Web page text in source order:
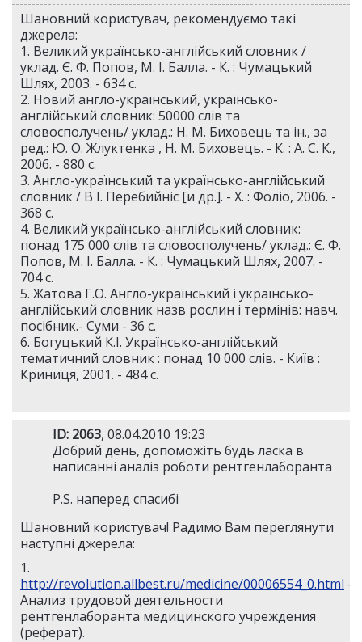
Шановний користувач, рекомендуємо такі
джерела:
1. Великий українсько-англійський словник /
уклад. Є. Ф. Попов, М. І. Балла. - К. : Чумацький
Шлях, 2003. - 634 с.
2. Новий англо-український, українсько-
англійський словник: 50000 слів та
словосполучень/ уклад.: Н. М. Биховець та ін., за
ред.: Ю. О. Жлуктенка , Н. М. Биховець. - К. : А. С. К.,
2006. - 880 с.
3. Англо-український та українсько-англійський
словник / В І. Перебийніс [и др.]. - Х. : Фоліо, 2006. -
368 с.
4. Великий українсько-англійський словник:
понад 175 000 слів та словосполучень/ уклад.: Є. Ф.
Попов, М. І. Балла. - К. : Чумацький Шлях, 2007. -
704 с.
5. Жатова Г.О. Англо-український і українсько-
англійський словник назв рослин і термінів: навч.
посібник.- Суми - 36 с.
6. Богуцький К.І. Українсько-англійський
тематичний словник : понад 10 000 слів. - Київ :
Криниця, 2001. - 484 с.
ID: 2063, 08.04.2010 19:23
Добрий день, допоможіть будь ласка в
написанні аналіз роботи рентгенлаборанта
P.S. наперед спасибі
Шановний користувач! Радимо Вам переглянути
наступні джерела:
1.
http://revolution.allbest.ru/medicine/00006554_0.html -
Анализ трудовой деятельности
рентгенлаборанта медицинского учреждения
(реферат).